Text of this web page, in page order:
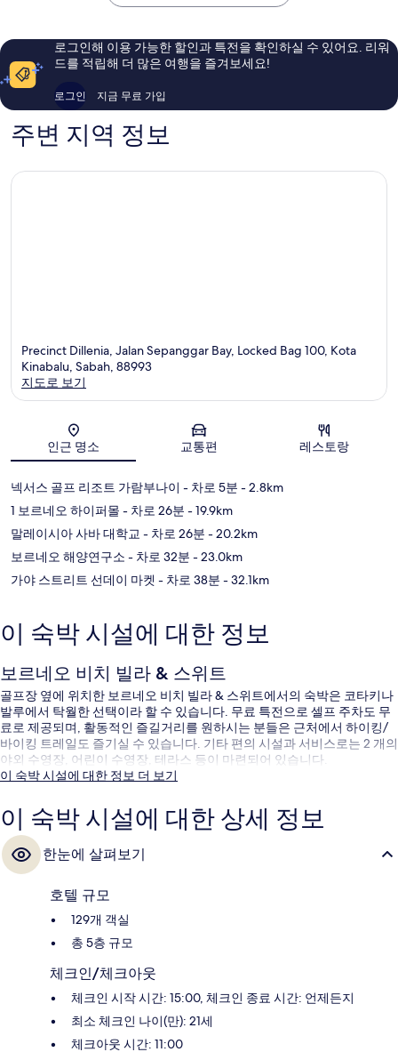
해
이
용
14
키
나
요,
이
로그인해 이용 가능한 할인과 특전을 확인하실 수 있어요. 리워
드를 적립해 더 많은 여행을 즐겨보세요!
로그인 지금 무료 가입
주변 지역 정보
Precinct Dillenia, Jalan Sepanggar Bay, Locked Bag 100, Kota
Kinabalu, Sabah, 88993
지도로 보기
인근 명소 교통편 레스토랑
넥서스 골프 리조트 가람부나이 - 차로 5분 - 2.8km
1 보르네오 하이퍼몰 - 차로 26분 - 19.9km
말레이시아 사바 대학교 - 차로 26분 - 20.2km
보르네오 해양연구소 - 차로 32분 - 23.0km
가야 스트리트 선데이 마켓 - 차로 38분 - 32.1km
이 숙박 시설에 대한 정보
보르네오 비치 빌라 & 스위트
골프장 옆에 위치한 보르네오 비치 빌라 & 스위트에서의 숙박은 코타키나
발루에서 탁월한 선택이라 할 수 있습니다. 무료 특전으로 셀프 주차도 무
료로 제공되며, 활동적인 즐길거리를 원하시는 분들은 근처에서 하이킹/
바이킹 트레일도 즐기실 수 있습니다. 기타 편의 시설과 서비스로는 2 개의
야외 수영장, 어린이 수영장, 테라스 등이 마련되어 있습니다.
이 숙박 시설에 대한 정보 더 보기
이 숙박 시설에 대한 상세 정보
한눈에 살펴보기
호텔 규모
129개 객실
총 5층 규모
체크인/체크아웃
체크인 시작 시간: 15:00, 체크인 종료 시간: 언제든지
최소 체크인 나이(만): 21세
체크아웃 시간: 11:00